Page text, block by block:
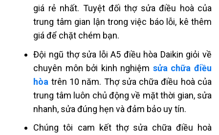
giá rẻ nhất. Tuyệt đối thợ sửa điều hoà của
trung tâm gian lận trong việc báo lỗi, kê thêm
giá để chặt chém bạn.
Đội ngũ thợ sửa lỗi A5 điều hòa Daikin giỏi về
chuyên môn bởi kinh nghiệm sửa chữa điều
hòa trên 10 năm. Thợ sửa chữa điều hoà của
trung tâm luôn chủ động về mặt thời gian, sửa
nhanh, sửa đúng hẹn và đảm bảo uy tín.
Chúng tôi cam kết thợ sửa chữa điều hoà